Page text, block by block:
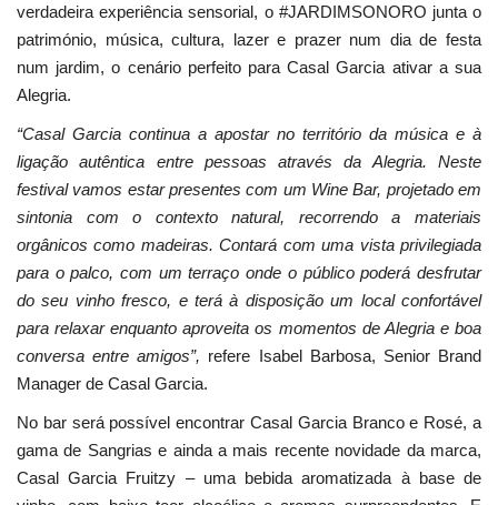
verdadeira experiência sensorial, o #JARDIMSONORO junta o
património, música, cultura, lazer e prazer num dia de festa
num jardim, o cenário perfeito para Casal Garcia ativar a sua
Alegria.
“Casal Garcia continua a apostar no território da música e à
ligação autêntica entre pessoas através da Alegria. Neste
festival vamos estar presentes com um Wine Bar, projetado em
sintonia com o contexto natural, recorrendo a materiais
orgânicos como madeiras. Contará com uma vista privilegiada
para o palco, com um terraço onde o público poderá desfrutar
do seu vinho fresco, e terá à disposição um local confortável
para relaxar enquanto aproveita os momentos de Alegria e boa
conversa entre amigos”, refere Isabel Barbosa, Senior Brand
Manager de Casal Garcia.
No bar será possível encontrar Casal Garcia Branco e Rosé, a
gama de Sangrias e ainda a mais recente novidade da marca,
Casal Garcia Fruitzy – uma bebida aromatizada à base de